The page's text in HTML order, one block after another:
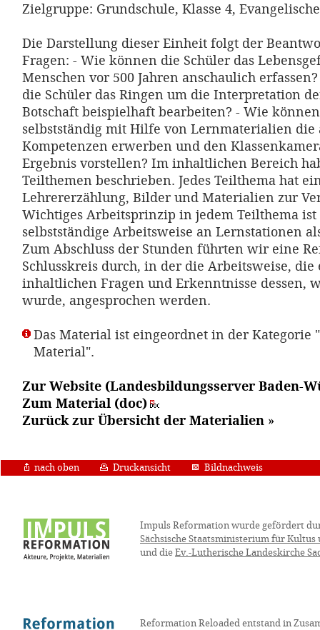
Zielgruppe: Grundschule, Klasse 4,
Die Darstellung dieser Einheit folgt der
Fragen: - Wie können die Schüler das
Menschen vor 500 Jahren anschaulich
die Schüler das Ringen um die Interpretation
Botschaft beispielhaft bearbeiten? - Wie
selbstständig mit Hilfe von Lernmaterialien die
Kompetenzen erwerben und den
Ergebnis vorstellen? Im inhaltlichen Bereich
Teilthemen beschrieben. Jedes Teilthema hat
Lehrererzählung, Bilder und Materialien zur
Wichtiges Arbeitsprinzip in jedem Teilthema ist
selbstständige Arbeitsweise an Lernstationen
Zum Abschluss der Stunden führten wir eine
Schlusskreis durch, in der die Arbeitsweise, die
inhaltlichen Fragen und Erkenntnisse dessen,
wurde, angesprochen werden.
Das Material ist eingeordnet in der Kategorie
Material".
Zur Website (Landesbildungsserver Baden-
Zum Material (doc)
Zurück zur Übersicht der Materialien »
nach oben Druckansicht Bildnachweis
Impuls Reformation wurde gefördert
Sächsische Staatsministerium für Kultus
und die Ev.-Lutherische Landeskirche
Reformation Reloaded entstand in